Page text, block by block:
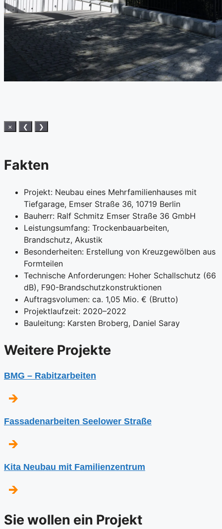
× ❮ ❯
Fakten
Projekt: Neubau eines Mehrfamilienhauses mit
Tiefgarage, Emser Straße 36, 10719 Berlin
Bauherr: Ralf Schmitz Emser Straße 36 GmbH
Leistungsumfang: Trockenbauarbeiten,
Brandschutz, Akustik
Besonderheiten: Erstellung von Kreuzgewölben aus
Formteilen
Technische Anforderungen: Hoher Schallschutz (66
dB), F90-Brandschutzkonstruktionen
Auftragsvolumen: ca. 1,05 Mio. € (Brutto)
Projektlaufzeit: 2020–2022
Bauleitung: Karsten Broberg, Daniel Saray
⁨Weitere Projekte
BMG – Rabitzarbeiten
Fassadenarbeiten Seelower Straße
Kita Neubau mit Familienzentrum
Sie wollen ein Projekt